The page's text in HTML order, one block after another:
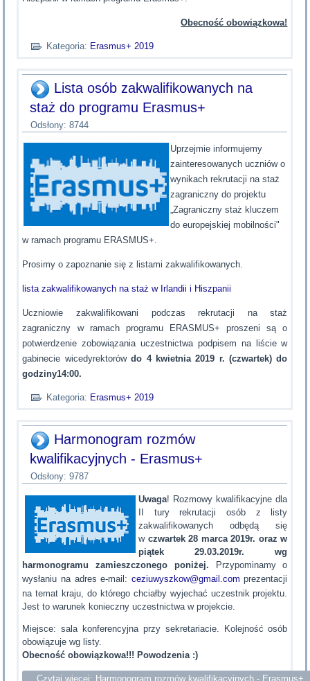
Obecność obowiązkowa!
Kategoria: Erasmus+ 2019
Lista osób zakwalifikowanych na
staż do programu Erasmus+
Odsłony: 8744
Uprzejmie informujemy
zainteresowanych uczniów o
wynikach rekrutacji na staż
zagraniczny do projektu
„Zagraniczny staż kluczem
do europejskiej mobilności"
w ramach programu ERASMUS+.
Prosimy o zapoznanie się z listami zakwalifikowanych.
lista zakwalifikowanych na staż w Irlandii i Hiszpanii
Uczniowie zakwalifikowani podczas rekrutacji na staż
zagraniczny w ramach programu ERASMUS+ proszeni są o
potwierdzenie zobowiązania uczestnictwa podpisem na liście w
gabinecie wicedyrektorówdo 4 kwietnia 2019 r. (czwartek) do
godziny14:00.
Kategoria: Erasmus+ 2019
Harmonogram rozmów
kwalifikacyjnych - Erasmus+
Odsłony: 9787
Uwaga! Rozmowy kwalifikacyjne dla
II tury rekrutacjiosób z listy
zakwalifikowanych odbędą się
w czwartek 28 marca 2019r. oraz w
piątek 29.03.2019r. wg
harmonogramu zamieszczonego poniżej. Przypominamy o
wysłaniu na adres e-mail: ceziuwyszkow@gmail.com prezentacji
na temat kraju, do którego chciałby wyjechać uczestnik projektu.
Jest to warunek konieczny uczestnictwa w projekcie.
Miejsce: sala konferencyjna przy sekretariacie. Kolejność osób
obowiązuje wg listy.
Obecność obowiązkowa!!! Powodzenia :)
Czytaj więcej: Harmonogram rozmów kwalifikacyjnych - Erasmus+